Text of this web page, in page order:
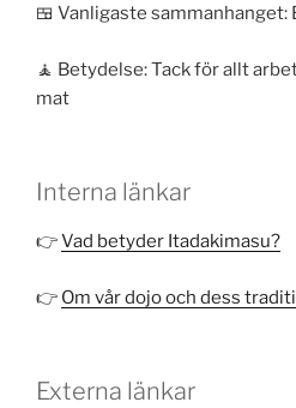
🍱 Vanligaste sammanhanget:
🧘 Betydelse: Tack för allt
mat
Interna länkar
👉Vad betyder Itadakimasu?
👉 Om vår dojo och dess
Externa länkar